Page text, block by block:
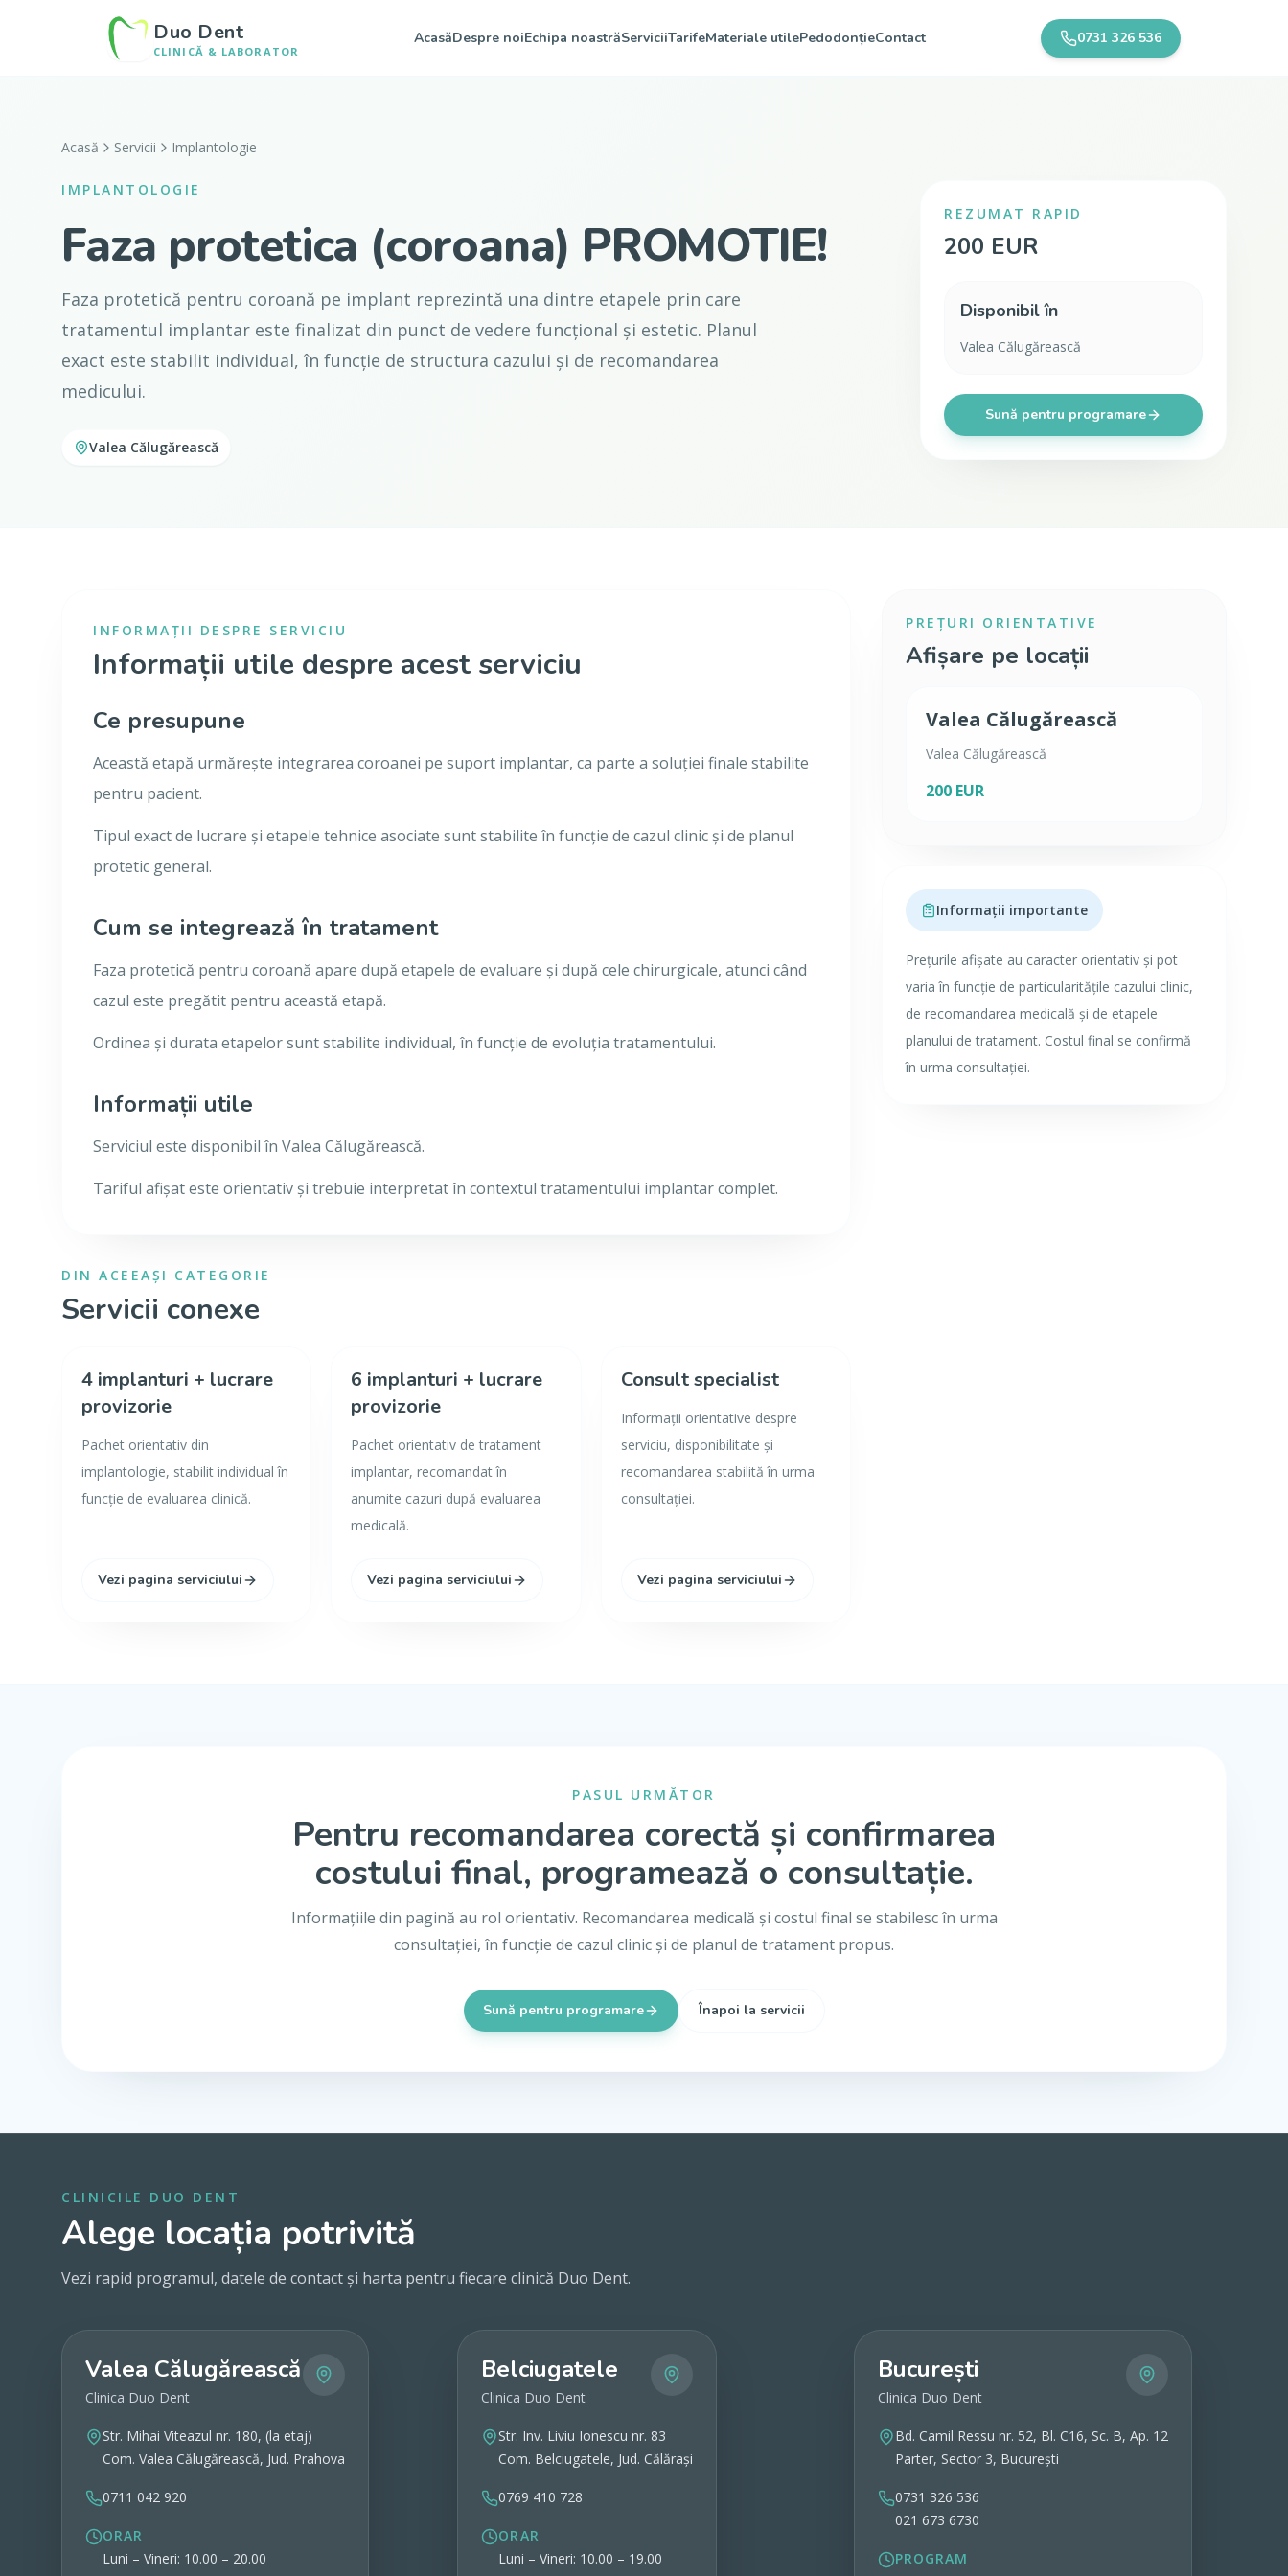
Duo Dent
CLINICĂ & LABORATOR
AcasăDespre noiEchipa noastrăServiciiTarifeMateriale utilePedodonțieContact 0731 326 536
Acasă Servicii Implantologie
IMPLANTOLOGIE
Faza protetica (coroana) PROMOTIE!
Faza protetică pentru coroană pe implant reprezintă una dintre etapele prin care
tratamentul implantar este finalizat din punct de vedere funcțional și estetic. Planul
exact este stabilit individual, în funcție de structura cazului și de recomandarea
medicului.
Valea Călugărească
REZUMAT RAPID
200 EUR
Disponibil în
Valea Călugărească
Sună pentru programare
INFORMAȚII DESPRE SERVICIU
Informații utile despre acest serviciu
Ce presupune
Această etapă urmărește integrarea coroanei pe suport implantar, ca parte a soluției finale stabilite
pentru pacient.
Tipul exact de lucrare și etapele tehnice asociate sunt stabilite în funcție de cazul clinic și de planul
protetic general.
Cum se integrează în tratament
Faza protetică pentru coroană apare după etapele de evaluare și după cele chirurgicale, atunci când
cazul este pregătit pentru această etapă.
Ordinea și durata etapelor sunt stabilite individual, în funcție de evoluția tratamentului.
Informații utile
Serviciul este disponibil în Valea Călugărească.
Tariful afișat este orientativ și trebuie interpretat în contextul tratamentului implantar complet.
DIN ACEEAȘI CATEGORIE
Servicii conexe
4 implanturi + lucrare
provizorie
Pachet orientativ din
implantologie, stabilit individual în
funcție de evaluarea clinică.
Vezi pagina serviciului
6 implanturi + lucrare
provizorie
Pachet orientativ de tratament
implantar, recomandat în
anumite cazuri după evaluarea
medicală.
Vezi pagina serviciului
Consult specialist
Informații orientative despre
serviciu, disponibilitate și
recomandarea stabilită în urma
consultației.
Vezi pagina serviciului
PREȚURI ORIENTATIVE
Afișare pe locații
Valea Călugărească
Valea Călugărească
200 EUR
Informații importante
Prețurile afișate au caracter orientativ și pot
varia în funcție de particularitățile cazului clinic,
de recomandarea medicală și de etapele
planului de tratament. Costul final se confirmă
în urma consultației.
PASUL URMĂTOR
Pentru recomandarea corectă și confirmarea
costului final, programează o consultație.
Informațiile din pagină au rol orientativ. Recomandarea medicală și costul final se stabilesc în urma
consultației, în funcție de cazul clinic și de planul de tratament propus.
Sună pentru programare Înapoi la servicii
CLINICILE DUO DENT
Alege locația potrivită
Vezi rapid programul, datele de contact și harta pentru fiecare clinică Duo Dent.
Valea Călugărească
Clinica Duo Dent
Str. Mihai Viteazul nr. 180, (la etaj)
Com. Valea Călugărească, Jud. Prahova
0711 042 920
ORAR
Luni – Vineri: 10.00 – 20.00
Belciugatele
Clinica Duo Dent
Str. Inv. Liviu Ionescu nr. 83
Com. Belciugatele, Jud. Călărași
0769 410 728
ORAR
Luni – Vineri: 10.00 – 19.00
București
Clinica Duo Dent
Bd. Camil Ressu nr. 52, Bl. C16, Sc. B, Ap. 12
Parter, Sector 3, București
0731 326 536
021 673 6730
PROGRAM